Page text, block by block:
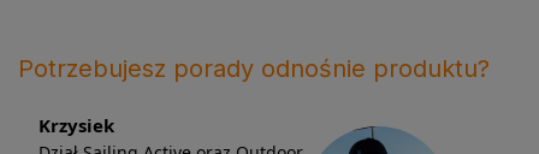
Potrzebujesz porady odnośnie produktu?
Krzysiek